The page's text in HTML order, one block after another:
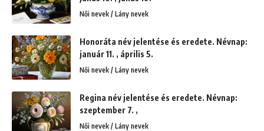
Női nevek / Lány nevek
Honoráta név jelentése és eredete. Névnap:
január 11. , április 5.
Női nevek / Lány nevek
Regina név jelentése és eredete. Névnap:
szeptember 7. ,
Női nevek / Lány nevek